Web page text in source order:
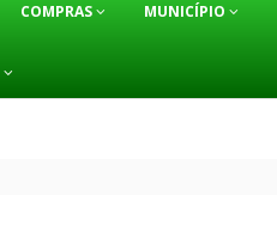
COMPRAS MUNICÍPIO